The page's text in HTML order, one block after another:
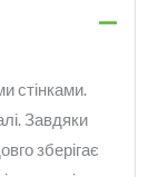
стінками.
Завдяки
зберігає